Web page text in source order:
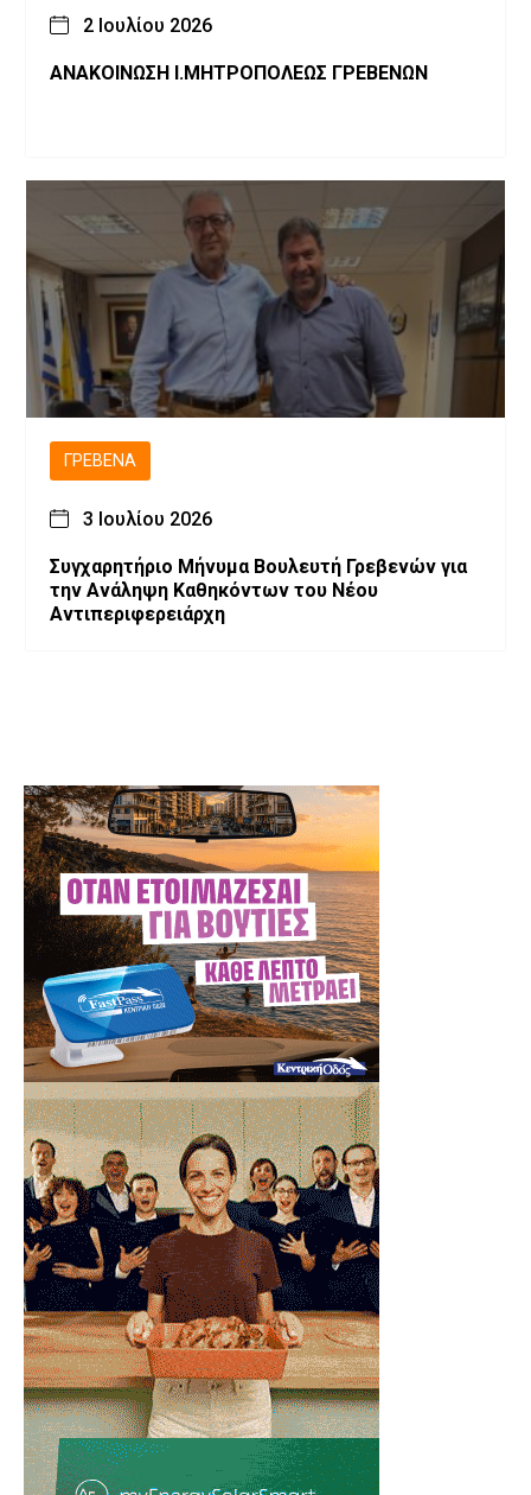
2 Ιουλίου 2026
ΑΝΑΚΟΙΝΩΣΗ Ι.ΜΗΤΡΟΠΟΛΕΩΣ ΓΡΕΒΕΝΩΝ
ΓΡΕΒΕΝΆ
3 Ιουλίου 2026
Συγχαρητήριο Μήνυμα Βουλευτή Γρεβενών για
την Ανάληψη Καθηκόντων του Νέου
Αντιπεριφερειάρχη